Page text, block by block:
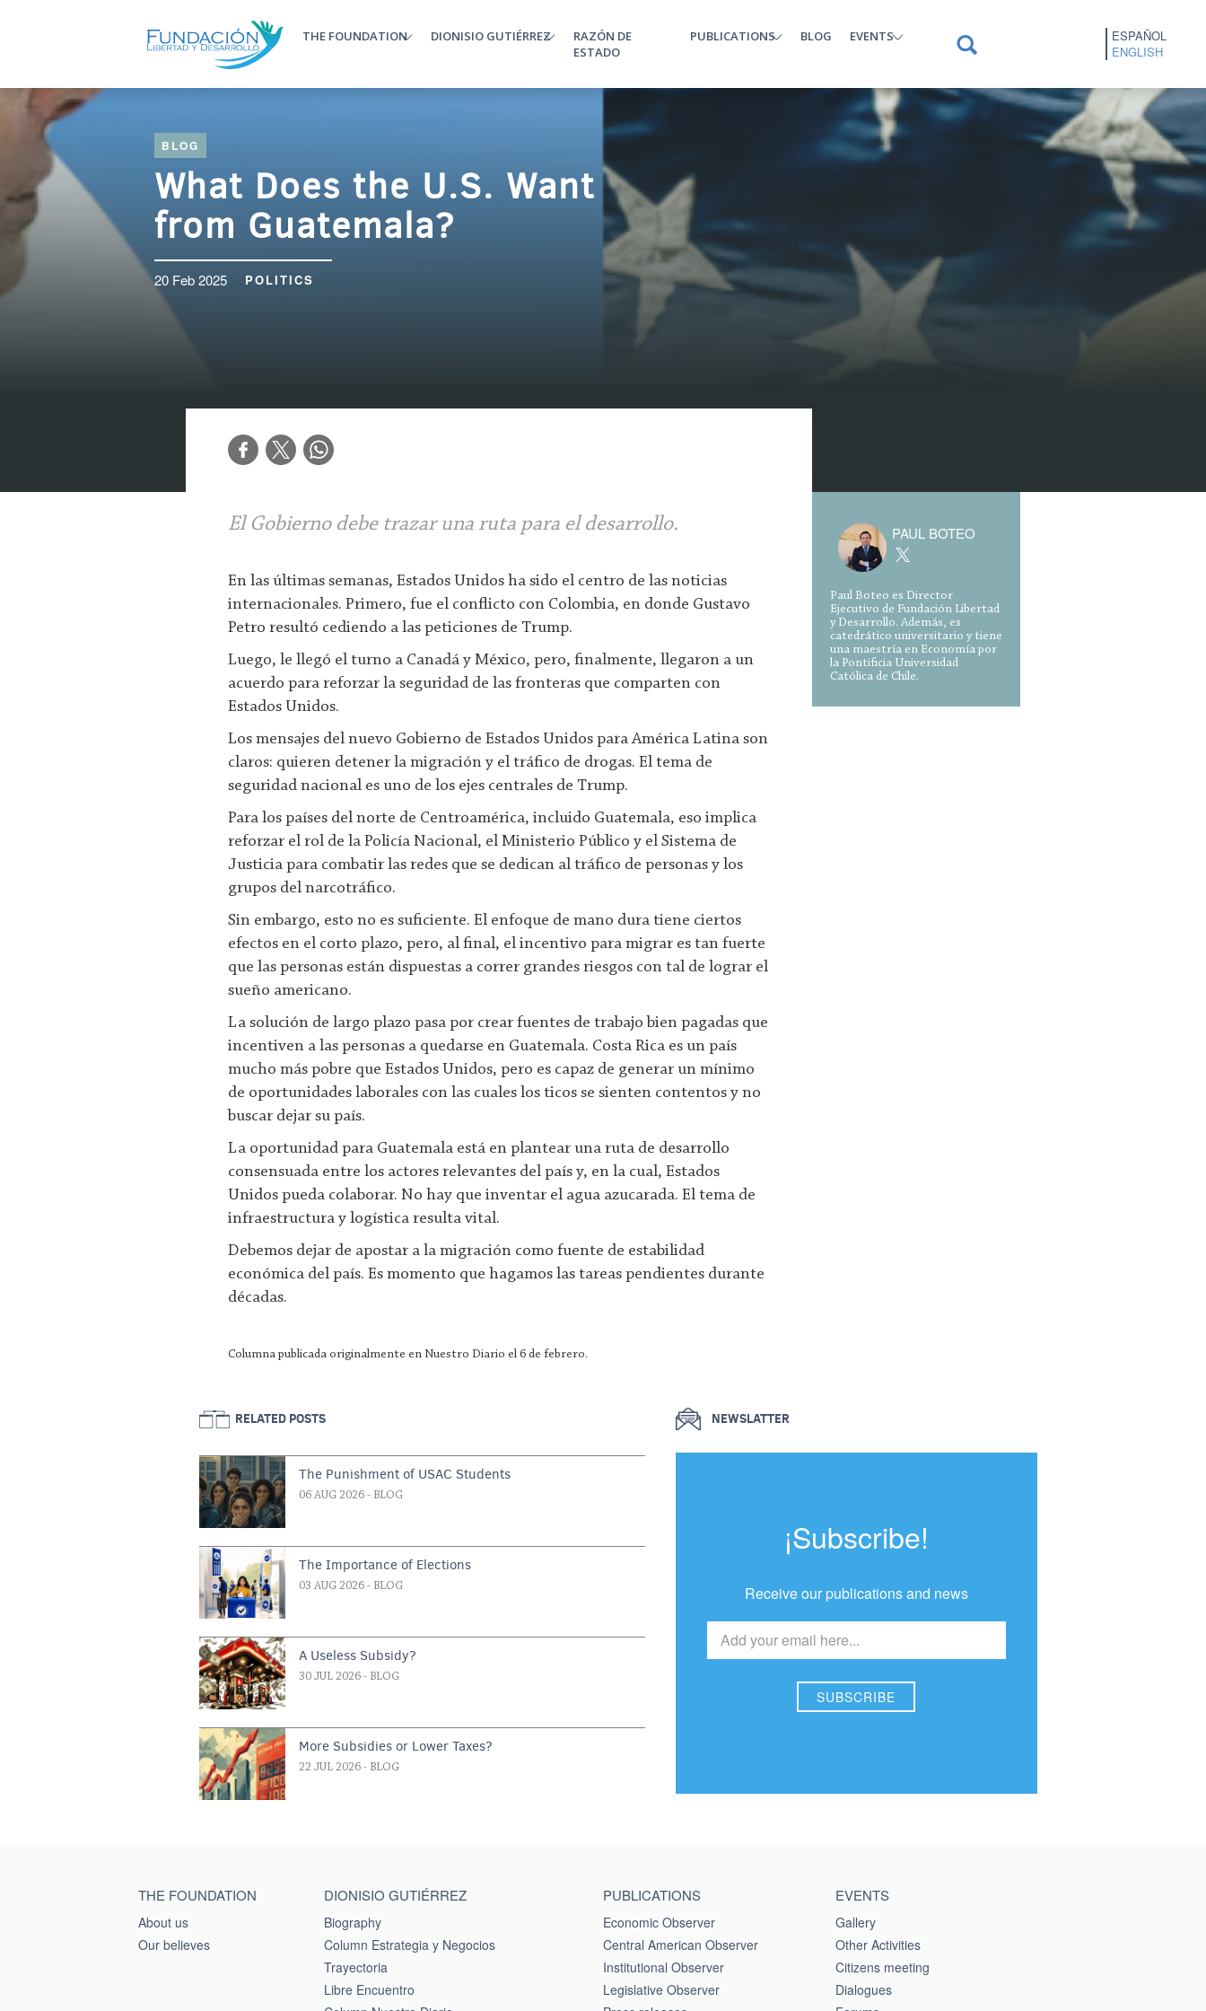
THE FOUNDATION DIONISIO GUTIÉRREZ
RAZÓN DE
ESTADO
PUBLICATIONS BLOG EVENTS
ESPAÑOL
ENGLISH
BLOG
What Does the U.S. Want
from Guatemala?
20 Feb 2025 POLITICS
El Gobierno debe trazar una ruta para el desarrollo.
En las últimas semanas, Estados Unidos ha sido el centro de las noticias
internacionales. Primero, fue el conflicto con Colombia, en donde Gustavo
Petro resultó cediendo a las peticiones de Trump.
Luego, le llegó el turno a Canadá y México, pero, finalmente, llegaron a un
acuerdo para reforzar la seguridad de las fronteras que comparten con
Estados Unidos.
Los mensajes del nuevo Gobierno de Estados Unidos para América Latina son
claros: quieren detener la migración y el tráfico de drogas. El tema de
seguridad nacional es uno de los ejes centrales de Trump.
Para los países del norte de Centroamérica, incluido Guatemala, eso implica
reforzar el rol de la Policía Nacional, el Ministerio Público y el Sistema de
Justicia para combatir las redes que se dedican al tráfico de personas y los
grupos del narcotráfico.
Sin embargo, esto no es suficiente. El enfoque de mano dura tiene ciertos
efectos en el corto plazo, pero, al final, el incentivo para migrar es tan fuerte
que las personas están dispuestas a correr grandes riesgos con tal de lograr el
sueño americano.
La solución de largo plazo pasa por crear fuentes de trabajo bien pagadas que
incentiven a las personas a quedarse en Guatemala. Costa Rica es un país
mucho más pobre que Estados Unidos, pero es capaz de generar un mínimo
de oportunidades laborales con las cuales los ticos se sienten contentos y no
buscar dejar su país.
La oportunidad para Guatemala está en plantear una ruta de desarrollo
consensuada entre los actores relevantes del país y, en la cual, Estados
Unidos pueda colaborar. No hay que inventar el agua azucarada. El tema de
infraestructura y logística resulta vital.
Debemos dejar de apostar a la migración como fuente de estabilidad
económica del país. Es momento que hagamos las tareas pendientes durante
décadas.
Columna publicada originalmente en Nuestro Diario el 6 de febrero.
PAUL BOTEO
Paul Boteo es Director
Ejecutivo de Fundación Libertad
y Desarrollo. Además, es
catedrático universitario y tiene
una maestría en Economía por
la Pontificia Universidad
Católica de Chile.
RELATED POSTS
The Punishment of USAC Students
06 AUG 2026 - BLOG
The Importance of Elections
03 AUG 2026 - BLOG
A Useless Subsidy?
30 JUL 2026 - BLOG
More Subsidies or Lower Taxes?
22 JUL 2026 - BLOG
NEWSLATTER
¡Subscribe!
Receive our publications and news
Main menu footer
THE FOUNDATION
About us
Our believes
DIONISIO GUTIÉRREZ
Biography
Column Estrategia y Negocios
Trayectoria
Libre Encuentro
PUBLICATIONS
Economic Observer
Central American Observer
Institutional Observer
Legislative Observer
EVENTS
Gallery
Other Activities
Citizens meeting
Dialogues